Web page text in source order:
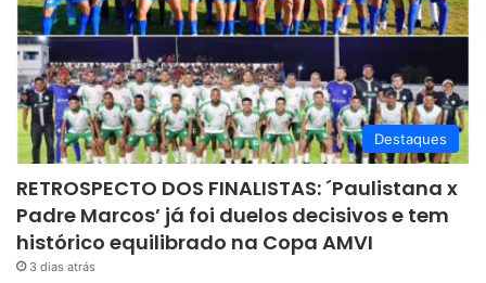
Destaques
RETROSPECTO DOS FINALISTAS: ´Paulistana x
Padre Marcos’ já foi duelos decisivos e tem
histórico equilibrado na Copa AMVI
3 dias atrás